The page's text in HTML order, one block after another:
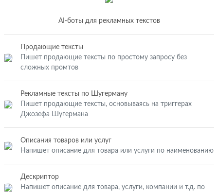
AI-боты для рекламных текстов
Продающие тексты
Пишет продающие тексты по простому запросу без
сложных промтов
Рекламные тексты по Шугерману
Пишет продающие тексты, основываясь на триггерах
Джозефа Шугермана
Описания товаров или услуг
Напишет описание для товара или услуги по наименованию
Дескриптор
Напишет описание для товара, услуги, компании и т.д. по